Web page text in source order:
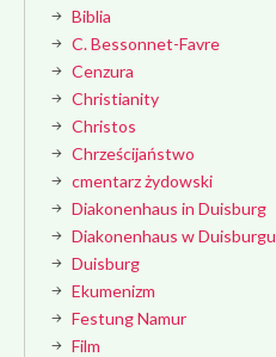
Biblia
C. Bessonnet-Favre
Cenzura
Christianity
Christos
Chrześcijaństwo
cmentarz żydowski
Diakonenhaus in Duisburg
Diakonenhaus w Duisburgu
Duisburg
Ekumenizm
Festung Namur
Film